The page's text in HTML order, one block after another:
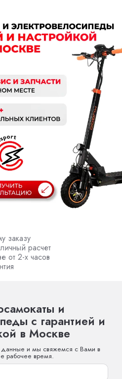
заказу
расчет
от 2-х часов
и
с гарантией и
в Москве
данные и мы свяжемся с Вами в
рабочее время.